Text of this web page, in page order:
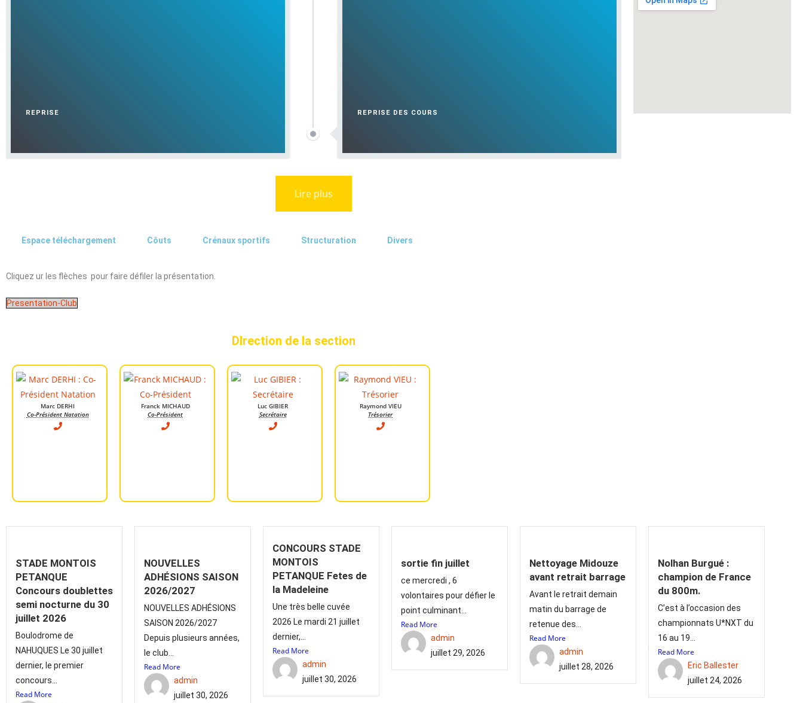
REPRISE REPRISE DES COURS
Lire plus
Espace téléchargement Côuts Crénaux sportifs Structuration Divers
Cliquez ur les flèches pour faire défiler la présentation.
Presentation-Club
DIrection de la section
Marc DERHI
Co-Président Natation
Franck MICHAUD
Co-Président
Luc GIBIER
Secrétaire
Raymond VIEU
Trésorier
STADE MONTOIS
PETANQUE
Concours doublettes
semi nocturne du 30
juillet 2026
Boulodrome de
NAHUQUES Le 30 juillet
dernier, le premier
concours...
Read More
NOUVELLES
ADHÉSIONS SAISON
2026/2027
NOUVELLES ADHÉSIONS
SAISON 2026/2027
Depuis plusieurs années,
le club...
Read More
admin
juillet 30, 2026
CONCOURS STADE
MONTOIS
PETANQUE Fetes de
la Madeleine
Une très belle cuvée
2026 Le mardi 21 juillet
dernier,...
Read More
admin
juillet 30, 2026
sortie fin juillet
ce mercredi , 6
volontaires pour défier le
point culminant...
Read More
admin
juillet 29, 2026
Nettoyage Midouze
avant retrait barrage
Avant le retrait demain
matin du barrage de
retenue des...
Read More
admin
juillet 28, 2026
Nolhan Burgué :
champion de France
du 800m.
C’est à l’occasion des
championnats U*NXT du
16 au 19...
Read More
Eric Ballester
juillet 24, 2026